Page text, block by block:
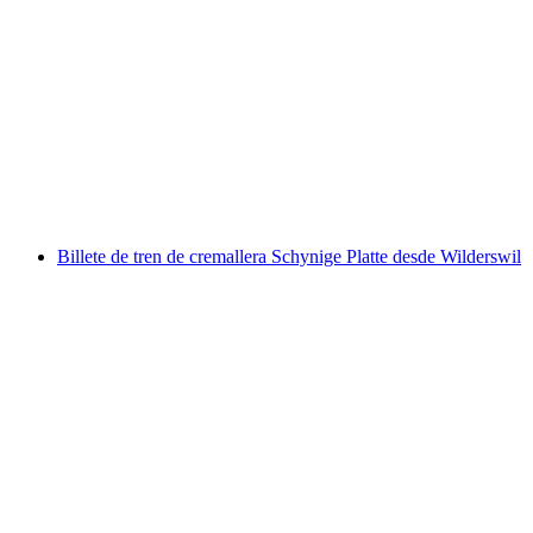
Billete de tren de cremallera Schynige Platte desde Wilderswil